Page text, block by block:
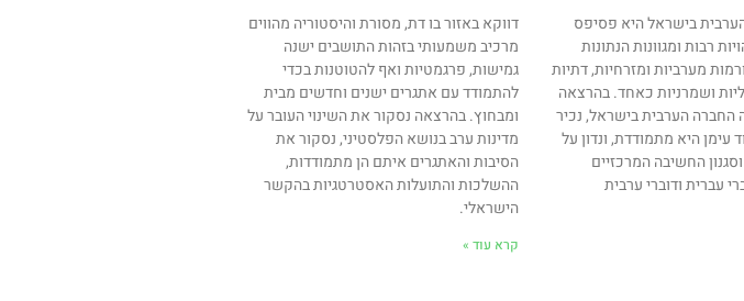
בישראל היא פסיפס
רבות ומגוונות הנתונות
מערביות ומזרחיות, דתיות
ושמרניות כאחד. בהרצאה
החברה הערבית בישראל, נכיר
עימן היא מתמודדת, ונדון על
החשיבה המרכזיים
עברית ודוברי ערבית
דווקא באזור בו דת, מסורת והיסטוריה מהווים
מרכיב משמעותי בזהות התושבים ישנה
גמישות, פרגמטיות ואף להטוטנות בכדי
להתמודד עם אתגרים ישנים וחדשים מבית
ומבחוץ. בהרצאה נסקור את השינוי העובר על
מדינות ערב בנושא הפלסטיני, נסקור את
הסיבות והאתגרים איתם הן מתמודדות,
ההשלכות והתועלות האסטרטגיות בהקשר
הישראלי.
קרא עוד »